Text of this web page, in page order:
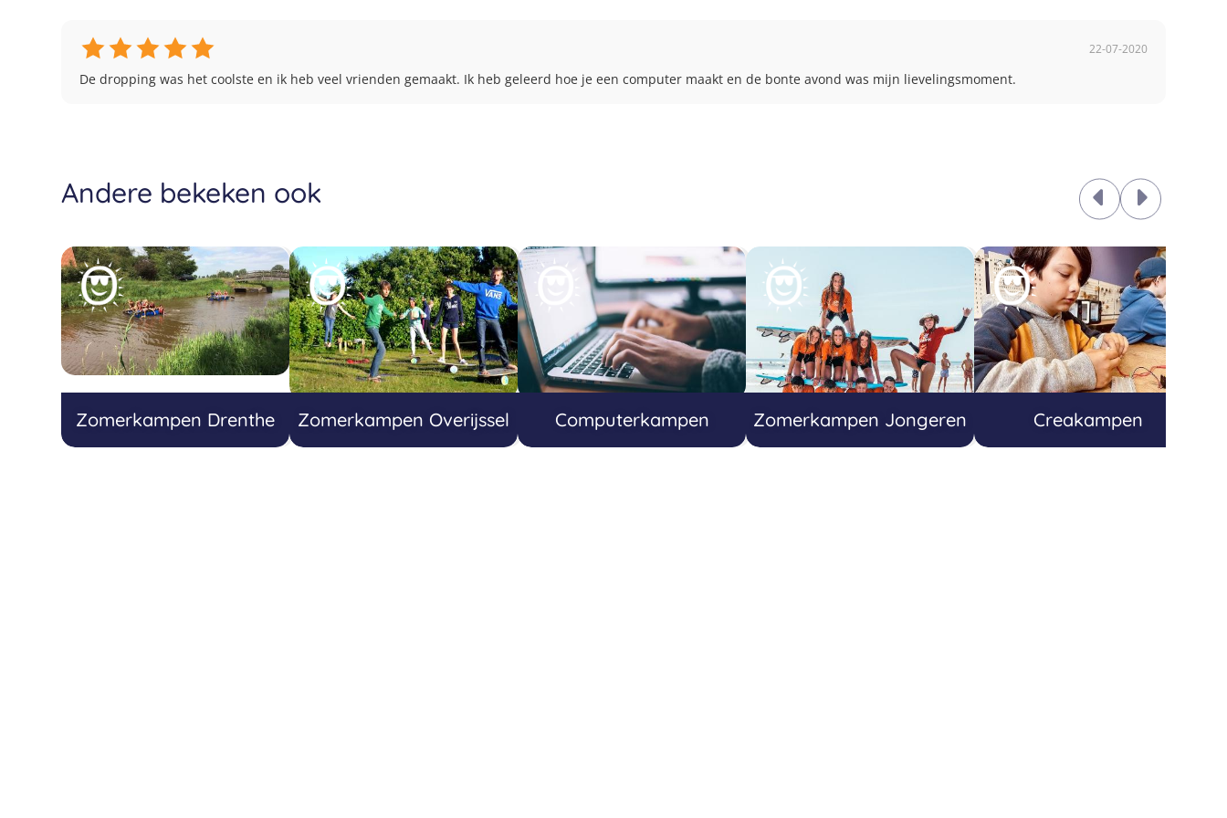
22-07-2020
De dropping was het coolste en ik heb veel vrienden gemaakt. Ik heb geleerd hoe je een computer maakt en de bonte avond was mijn lievelingsmoment.
Andere bekeken ook
Zomerkampen Drenthe Zomerkampen Overijssel Computerkampen Zomerkampen Jongeren Creakampen